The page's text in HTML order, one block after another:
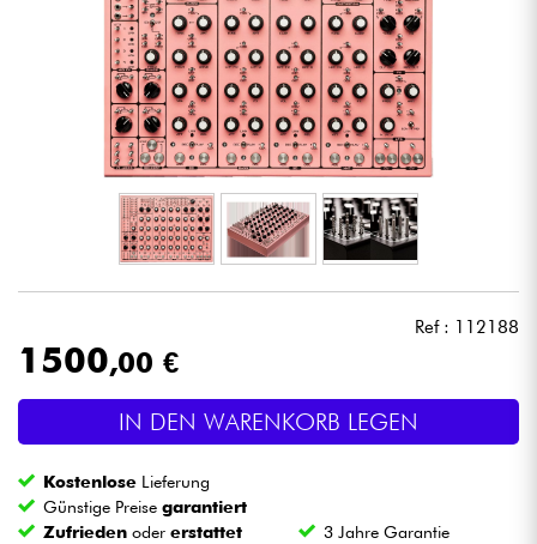
Synths & samplers
Studio
Kopfhörer
Mikros
Live-Sound
Licht
Drums
Ref : 112188
1500,00 €
IN DEN WARENKORB LEGEN
Kostenlose Lieferung
Günstige Preisegarantiert
Zufrieden odererstattet 3 Jahre Garantie